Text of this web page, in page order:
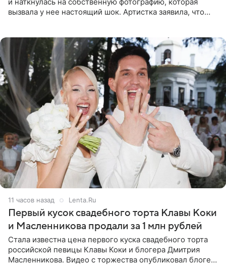
вызвала у нее настоящий шок. Артистка заявила, что
11 часов назад Lenta.Ru
Первый кусок свадебного торта Клавы Коки
и Масленникова продали за 1 млн рублей
Стала известна цена первого куска свадебного торта
российской певицы Клавы Коки и блогера Дмитрия
Масленникова. Видео с торжества опубликовал блогер